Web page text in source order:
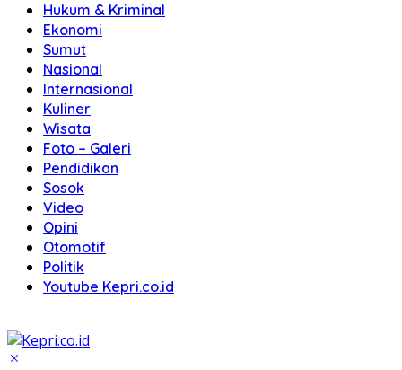
Hukum & Kriminal
Ekonomi
Sumut
Nasional
Internasional
Kuliner
Wisata
Foto – Galeri
Pendidikan
Sosok
Video
Opini
Otomotif
Politik
Youtube Kepri.co.id